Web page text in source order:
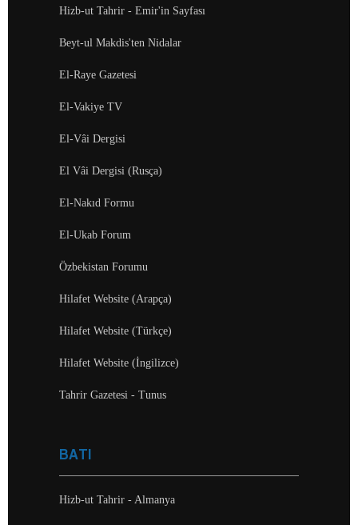
Hizb-ut Tahrir - Emir'in Sayfası
Beyt-ul Makdis'ten Nidalar
El-Raye Gazetesi
El-Vakiye TV
El-Vâi Dergisi
El Vâi Dergisi (Rusça)
El-Nakıd Formu
El-Ukab Forum
Özbekistan Forumu
Hilafet Website (Arapça)
Hilafet Website (Türkçe)
Hilafet Website (İngilizce)
Tahrir Gazetesi - Tunus
BATI
Hizb-ut Tahrir - Almanya